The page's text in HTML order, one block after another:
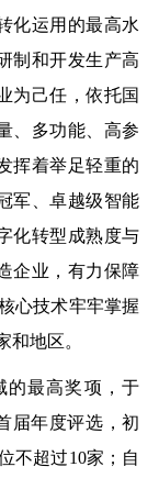
化运用的最高水
制和开发生产高
为己任，依托国
、多功能、高参
挥着举足轻重的
军、卓越级智能
化转型成熟度与
企业，有力保障
心技术牢牢掌握
和地区。
最高奖项，于
届年度评选，初
不超过10家；自